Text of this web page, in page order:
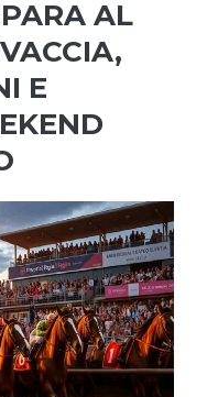
AL
E